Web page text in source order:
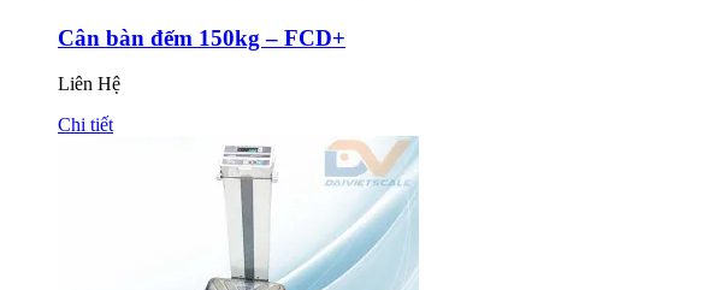
Cân bàn đếm 150kg – FCD+
Liên Hệ
Chi tiết